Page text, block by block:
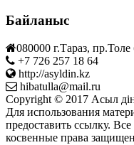
Байланыс
080000 г.Тараз,
+7 726 257 18 64
http://asyldin.kz
hibatulla@mail.ru
Copyright © 2017 Асыл
Для использования
предоставить ссылку. Все
косвенные права